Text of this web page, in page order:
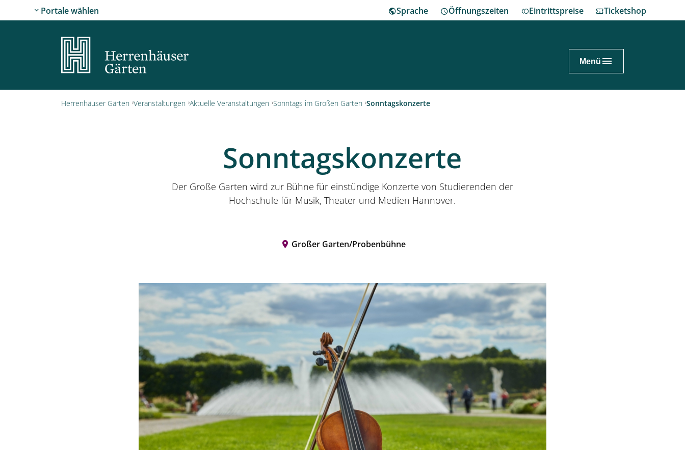
Portale wählen Sprache Öffnungszeiten Eintrittspreise Ticketshop
Menü
Herrenhausen erleben
Kleines Fest im Großen Garten
Veranstaltungen
Startseite
Öffnungszeiten
Eintrittspreise
Ticketshop
Herrenhäuser Gärten Veranstaltungen Aktuelle Veranstaltungen Sonntags im Großen Garten Sonntagskonzerte
Sonntagskonzerte
Der Große Garten wird zur Bühne für einstündige Konzerte von Studierenden der
Hochschule für Musik, Theater und Medien Hannover.
Großer Garten/Probenbühne